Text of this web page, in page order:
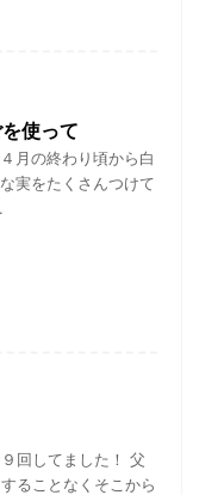
使って
月の終わり頃から白
実をたくさんつけて
回してました！ 父
ることなくそこから